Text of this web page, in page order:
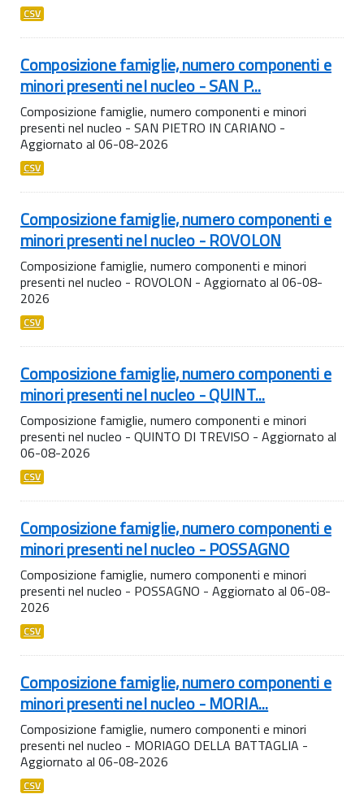
CSV
Composizione famiglie, numero componenti e
minori presenti nel nucleo - SAN P...
Composizione famiglie, numero componenti e minori
presenti nel nucleo - SAN PIETRO IN CARIANO -
Aggiornato al 06-08-2026
CSV
Composizione famiglie, numero componenti e
minori presenti nel nucleo - ROVOLON
Composizione famiglie, numero componenti e minori
presenti nel nucleo - ROVOLON - Aggiornato al 06-08-
2026
CSV
Composizione famiglie, numero componenti e
minori presenti nel nucleo - QUINT...
Composizione famiglie, numero componenti e minori
presenti nel nucleo - QUINTO DI TREVISO - Aggiornato al
06-08-2026
CSV
Composizione famiglie, numero componenti e
minori presenti nel nucleo - POSSAGNO
Composizione famiglie, numero componenti e minori
presenti nel nucleo - POSSAGNO - Aggiornato al 06-08-
2026
CSV
Composizione famiglie, numero componenti e
minori presenti nel nucleo - MORIA...
Composizione famiglie, numero componenti e minori
presenti nel nucleo - MORIAGO DELLA BATTAGLIA -
Aggiornato al 06-08-2026
CSV